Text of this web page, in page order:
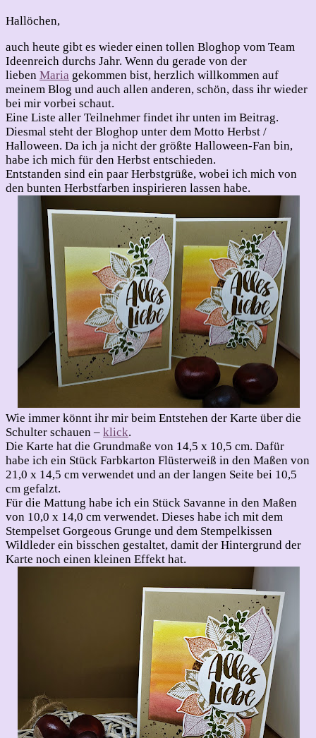
Hallöchen,
auch heute gibt es wieder einen tollen Bloghop vom Team
Ideenreich durchs Jahr. Wenn du gerade von der
lieben Maria gekommen bist, herzlich willkommen auf
meinem Blog und auch allen anderen, schön, dass ihr wieder
bei mir vorbei schaut.
Eine Liste aller Teilnehmer findet ihr unten im Beitrag.
Diesmal steht der Bloghop unter dem Motto Herbst /
Halloween. Da ich ja nicht der größte Halloween-Fan bin,
habe ich mich für den Herbst entschieden.
Entstanden sind ein paar Herbstgrüße, wobei ich mich von
den bunten Herbstfarben inspirieren lassen habe.
Wie immer könnt ihr mir beim Entstehen der Karte über die
Schulter schauen – klick.
Die Karte hat die Grundmaße von 14,5 x 10,5 cm. Dafür
habe ich ein Stück Farbkarton Flüsterweiß in den Maßen von
21,0 x 14,5 cm verwendet und an der langen Seite bei 10,5
cm gefalzt.
Für die Mattung habe ich ein Stück Savanne in den Maßen
von 10,0 x 14,0 cm verwendet. Dieses habe ich mit dem
Stempelset Gorgeous Grunge und dem Stempelkissen
Wildleder ein bisschen gestaltet, damit der Hintergrund der
Karte noch einen kleinen Effekt hat.